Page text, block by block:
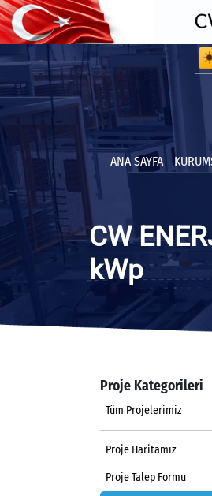
ANA SAYFA
CW
kWp
Proje Kategorileri
Tüm Projelerimiz
Proje Haritamız
Proje Talep Formu